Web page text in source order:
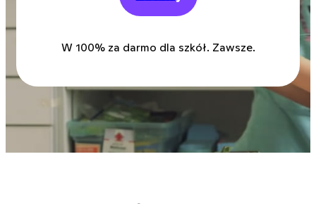
W 100% za darmo dla szkół. Zawsze.